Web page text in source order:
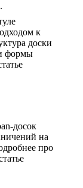
.
к
доски
формы
досок
на
про